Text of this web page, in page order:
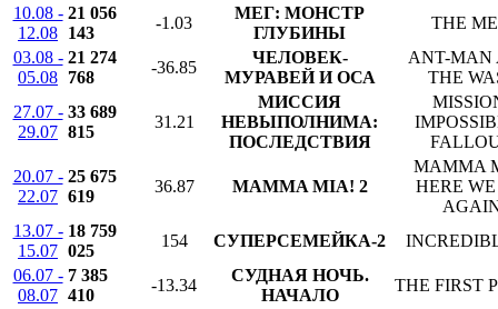
10.08 -
12.08
21 056
143
-1.03
МЕГ: МОНСТР
ГЛУБИНЫ
THE
03.08 -
05.08
21 274
768
-36.85
ЧЕЛОВЕК-
МУРАВЕЙ И ОСА
ANT-MAN
THE
27.07 -
29.07
33 689
815
31.21
МИССИЯ
НЕВЫПОЛНИМА:
ПОСЛЕДСТВИЯ
20.07 -
22.07
25 675
619
36.87 MAMMA MIA! 2
MAMMA
HERE
13.07 -
15.07
18 759
025
154 СУПЕРСЕМЕЙКА-2
06.07 -
08.07
7 385
410
-13.34
СУДНАЯ НОЧЬ.
НАЧАЛО
THE FIRST